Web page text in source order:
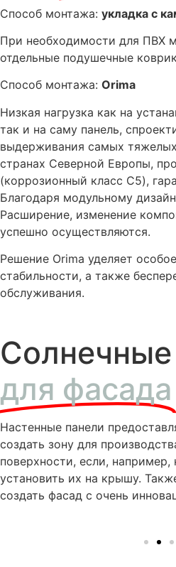
Способ монтажа: укладка с
При необходимости для ПВХ
отдельные подушечные
Способ монтажа: Orima
Низкая нагрузка как на
так и на саму панель,
выдерживания самых
странах Северной Европы,
(коррозионный класс C5),
Благодаря модульному
Расширение, изменение
успешно осуществляются.
Решение Orima уделяет
стабильности, а также
обслуживания.
Солнечные
для фасада
Настенные панели
создать зону для
поверхности, если,
установить их на крышу.
создать фасад с очень